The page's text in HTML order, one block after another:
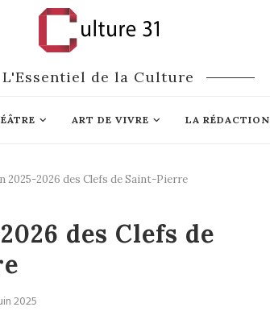
L'Essentiel de la Culture
ART DE VIVRE LA RÉDACTION
2025-2026 des Clefs de Saint-Pierre
des Clefs de
2025